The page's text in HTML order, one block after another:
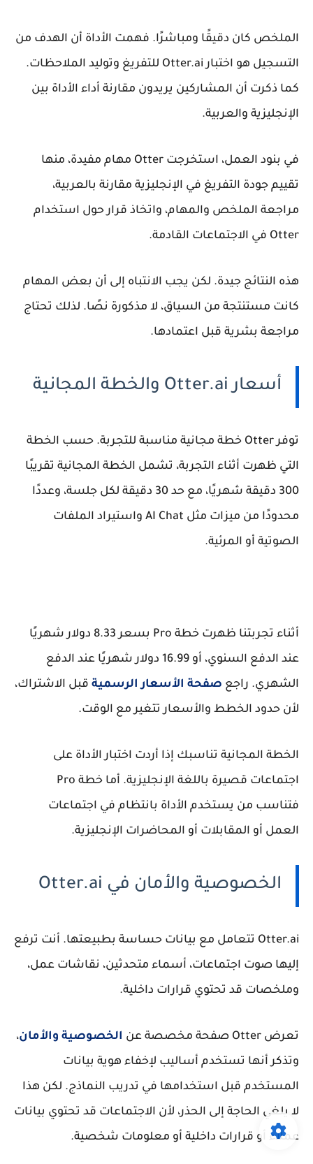
الملخص كان دقيقًا ومباشرًا. فهمت الأداة أن الهدف من
التسجيل هو اختبار Otter.ai للتفريغ وتوليد الملاحظات.
كما ذكرت أن المشاركين يريدون مقارنة أداء الأداة بين
الإنجليزية والعربية.
في بنود العمل، استخرجت Otter مهام مفيدة، منها
تقييم جودة التفريغ في الإنجليزية مقارنة بالعربية،
مراجعة الملخص والمهام، واتخاذ قرار حول استخدام
Otter في الاجتماعات القادمة.
هذه النتائج جيدة. لكن يجب الانتباه إلى أن بعض المهام
كانت مستنتجة من السياق، لا مذكورة نصًا. لذلك تحتاج
مراجعة بشرية قبل اعتمادها.
أسعار Otter.ai والخطة المجانية
توفر Otter خطة مجانية مناسبة للتجربة. حسب الخطة
التي ظهرت أثناء التجربة، تشمل الخطة المجانية تقريبًا
300 دقيقة شهريًا، مع حد 30 دقيقة لكل جلسة، وعددًا
محدودًا من ميزات مثل AI Chat واستيراد الملفات
الصوتية أو المرئية.
أثناء تجربتنا ظهرت خطة Pro بسعر 8.33 دولار شهريًا
عند الدفع السنوي، أو 16.99 دولار شهريًا عند الدفع
الشهري. راجع صفحة الأسعار الرسمية قبل الاشتراك،
لأن حدود الخطط والأسعار تتغير مع الوقت.
الخطة المجانية تناسبك إذا أردت اختبار الأداة على
اجتماعات قصيرة باللغة الإنجليزية. أما خطة Pro
فتناسب من يستخدم الأداة بانتظام في اجتماعات
العمل أو المقابلات أو المحاضرات الإنجليزية.
الخصوصية والأمان في Otter.ai
Otter.ai تتعامل مع بيانات حساسة بطبيعتها. أنت ترفع
إليها صوت اجتماعات، أسماء متحدثين، نقاشات عمل،
وملخصات قد تحتوي قرارات داخلية.
تعرض Otter صفحة مخصصة عن الخصوصية والأمان،
وتذكر أنها تستخدم أساليب لإخفاء هوية بيانات
المستخدم قبل استخدامها في تدريب النماذج. لكن هذا
لا يلغي الحاجة إلى الحذر، لأن الاجتماعات قد تحتوي بيانات
عملاء أو قرارات داخلية أو معلومات شخصية.